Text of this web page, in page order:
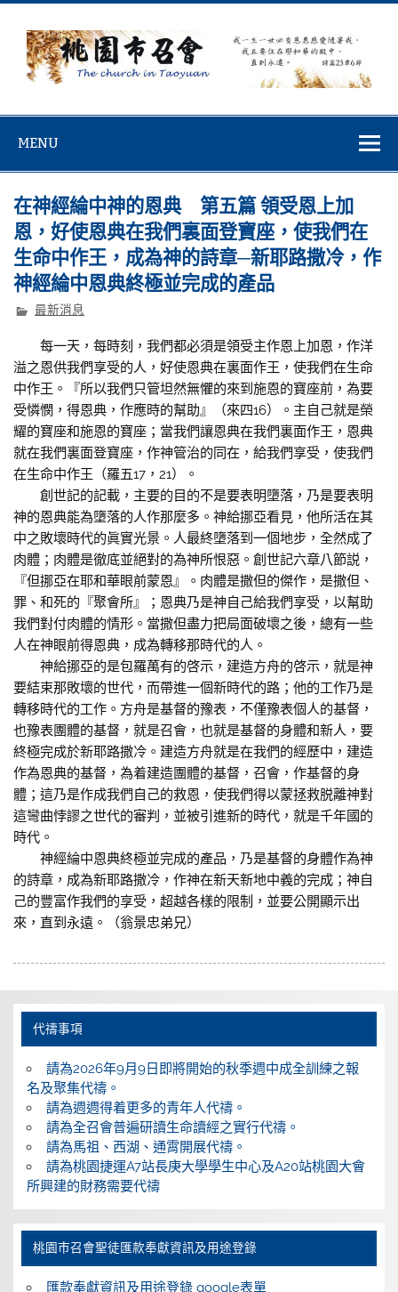
Skip
content
MENU
在神經綸中神的恩典 第五篇 領受恩上加
恩，好使恩典在我們裏面登寶座，使我們在
生命中作王，成為神的詩章─新耶路撒冷，作
神經綸中恩典終極並完成的產品
最新消息
每一天，每時刻，我們都必須是領受主作恩上加恩，作洋
溢之恩供我們享受的人，好使恩典在裏面作王，使我們在生命
中作王。『所以我們只管坦然無懼的來到施恩的寶座前，為要
受憐憫，得恩典，作應時的幫助』（來四16）。主自己就是榮
耀的寶座和施恩的寶座；當我們讓恩典在我們裏面作王，恩典
就在我們裏面登寶座，作神管治的同在，給我們享受，使我們
在生命中作王（羅五17，21）。
創世記的記載，主要的目的不是要表明墮落，乃是要表明
神的恩典能為墮落的人作那麼多。神給挪亞看見，他所活在其
中之敗壞時代的眞實光景。人最終墮落到一個地步，全然成了
肉體；肉體是徹底並絕對的為神所恨惡。創世記六章八節説，
『但挪亞在耶和華眼前蒙恩』。肉體是撒但的傑作，是撒但、
罪、和死的『聚會所』；恩典乃是神自己給我們享受，以幫助
我們對付肉體的情形。當撒但盡力把局面破壞之後，總有一些
人在神眼前得恩典，成為轉移那時代的人。
神給挪亞的是包羅萬有的啓示，建造方舟的啓示，就是神
要結束那敗壞的世代，而帶進一個新時代的路；他的工作乃是
轉移時代的工作。方舟是基督的豫表，不僅豫表個人的基督，
也豫表團體的基督，就是召會，也就是基督的身體和新人，要
終極完成於新耶路撒冷。建造方舟就是在我們的經歷中，建造
作為恩典的基督，為着建造團體的基督，召會，作基督的身
體；這乃是作成我們自己的救恩，使我們得以蒙拯救脱離神對
這彎曲悖謬之世代的審判，並被引進新的時代，就是千年國的
時代。
神經綸中恩典終極並完成的產品，乃是基督的身體作為神
的詩章，成為新耶路撒冷，作神在新天新地中義的完成；神自
己的豐富作我們的享受，超越各樣的限制，並要公開顯示出
來，直到永遠。（翁景忠弟兄）
代禱事項
請為2026年9月9日即將開始的秋季週中成全訓練之報
名及聚集代禱。
請為週週得着更多的青年人代禱。
請為全召會普遍研讀生命讀經之實行代禱。
請為馬祖、西湖、通霄開展代禱。
請為桃園捷運A7站長庚大學學生中心及A20站桃園大會
所興建的財務需要代禱
桃園巿召會聖徒匯款奉獻資訊及用途登錄
匯款奉獻資訊及用途登錄 google表單